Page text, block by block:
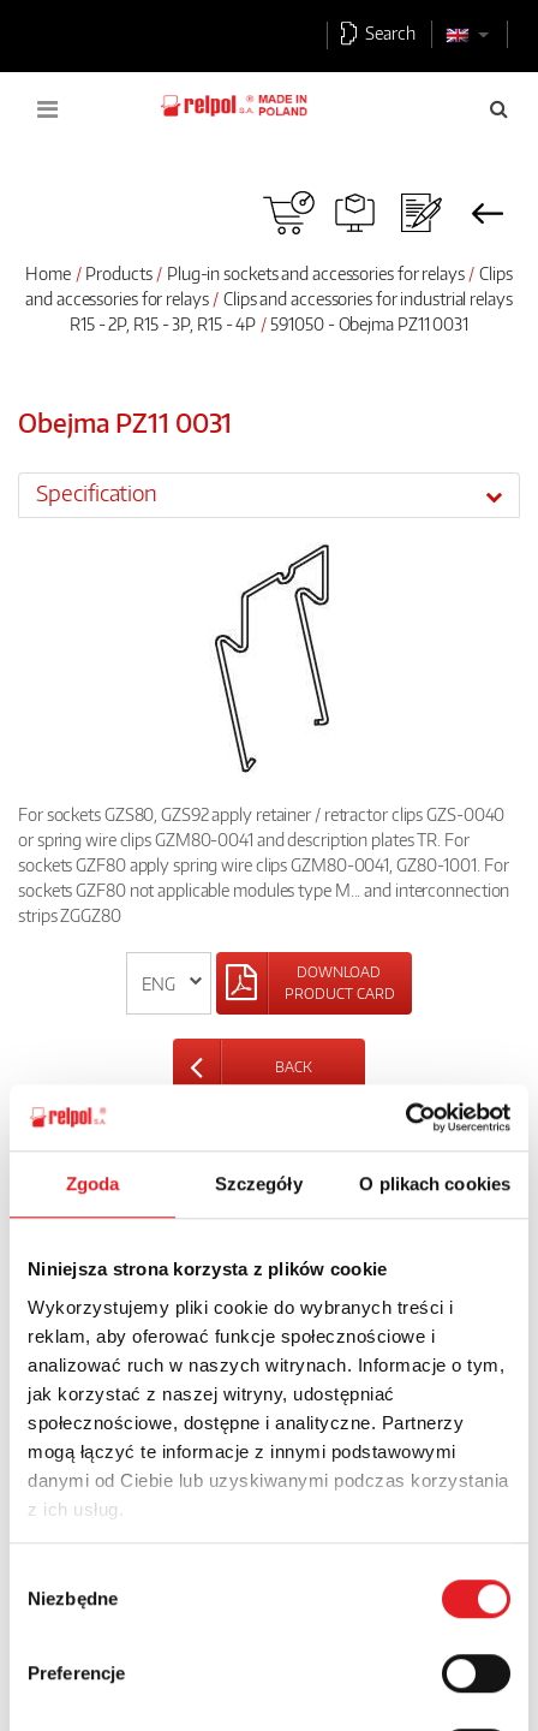
Zgoda Szczegóły O plikach cookies
Niniejsza strona korzysta z plików cookie
Wykorzystujemy pliki cookie do wybranych treści i
reklam, aby oferować funkcje społecznościowe i
analizować ruch w naszych witrynach. Informacje o tym,
jak korzystać z naszej witryny, udostępniać
społecznościowe, dostępne i analityczne. Partnerzy
mogą łączyć te informacje z innymi podstawowymi
danymi od Ciebie lub uzyskiwanymi podczas korzystania
z ich usług.
zgody
Niezbędne
Preferencje
Search
Home Products Plug-in sockets and accessories for relays
Clips
and accessories for relays
Clips and accessories for industrial relays
R15 - 2P, R15 - 3P, R15 - 4P
591050 - Obejma PZ11 0031
Obejma PZ11 0031
Specification
For sockets GZS80, GZS92 apply retainer / retractor clips GZS-0040
or spring wire clips GZM80-0041 and description plates TR. For
sockets GZF80 apply spring wire clips GZM80-0041, GZ80-1001. For
sockets GZF80 not applicable modules type M... and interconnection
strips ZGGZ80
DOWNLOAD
PRODUCT CARD
BACK
Ask for the details of the offer
Name: *
Email: *
Company: